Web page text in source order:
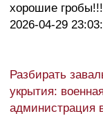
хорошие
2026-04-29
Разбирать
укрытия:
администрация